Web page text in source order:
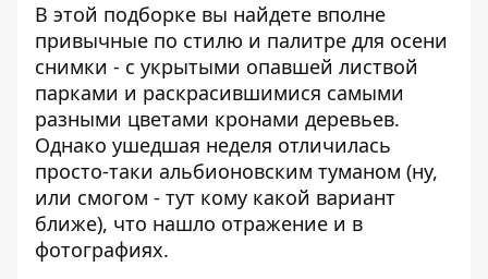
В этой подборке вы найдете вполне
привычные по стилю и палитре для осени
снимки - с укрытыми опавшей листвой
парками и раскрасившимися самыми
разными цветами кронами деревьев.
Однако ушедшая неделя отличилась
просто-таки альбионовским туманом (ну,
или смогом - тут кому какой вариант
ближе), что нашло отражение и в
фотографиях.